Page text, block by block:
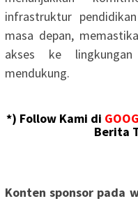
infrastruktur
masa depan,
akses ke
mendukung.
*) Follow Kami di
Berita
Konten sponsor pada